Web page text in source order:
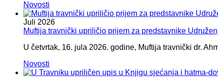
Novosti
Juli 2026
Muftija travnički upriličio prijem za predstavnike
U četvrtak, 16. jula 2026. godine, Muftija travnički dr.
Novosti